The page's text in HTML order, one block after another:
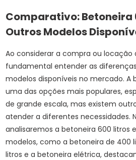
Comparativo: Betoneira
Outros Modelos
Ao considerar a compra ou locação
fundamental entender as
modelos disponíveis no mercado. A
uma das opções mais populares,
de grande escala, mas existem
atender a diferentes necessidades.
analisaremos a betoneira 600 litros
modelos, como a betoneira de 400
litros e a betoneira elétrica,